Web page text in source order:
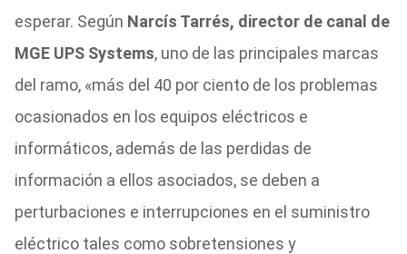
esperar. Según Narcís Tarrés, director de canal de
MGE UPS Systems, uno de las principales marcas
del ramo, «más del 40 por ciento de los problemas
ocasionados en los equipos eléctricos e
informáticos, además de las perdidas de
información a ellos asociados, se deben a
perturbaciones e interrupciones en el suministro
eléctrico tales como sobretensiones y